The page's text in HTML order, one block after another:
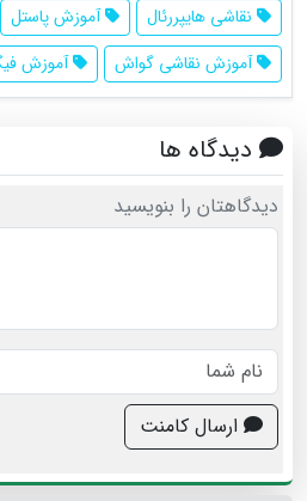
نقاشی هایپررئال
آموزش پاستل
آموزش نقاشی گواش
آموزش
دیدگاه ها
دیدگاهتان را بنویسید
ارسال کامنت